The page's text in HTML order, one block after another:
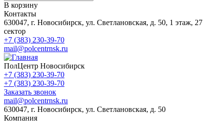
В корзину
Контакты
630047, г. Новосибирск, ул. Светлановская, д. 50, 1 этаж, 27
сектор
+7 (383) 230-39-70
mail@polcentrnsk.ru
ПолЦентр Новосибирск
+7 (383) 230-39-70
+7 (383) 230-39-70
Заказать звонок
mail@polcentrnsk.ru
630047, г. Новосибирск, ул. Светлановская, д. 50
Компания